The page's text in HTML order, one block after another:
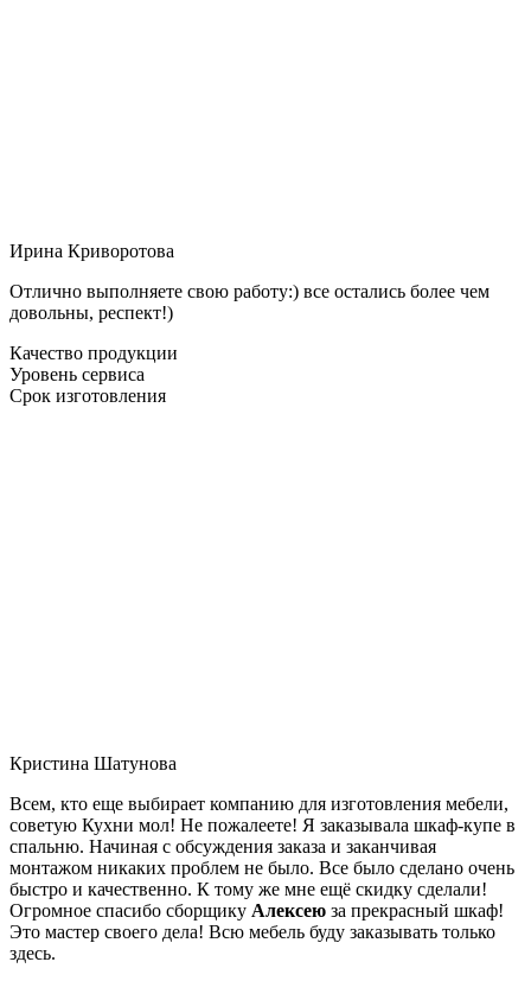
Ирина Криворотова
Отлично выполняете свою работу:) все остались более чем
довольны, респект!)
Качество продукции
Уровень сервиса
Срок изготовления
Кристина Шатунова
Всем, кто еще выбирает компанию для изготовления мебели,
советую Кухни мол! Не пожалеете! Я заказывала шкаф-купе в
спальню. Начиная с обсуждения заказа и заканчивая
монтажом никаких проблем не было. Все было сделано очень
быстро и качественно. К тому же мне ещё скидку сделали!
Огромное спасибо сборщику Алексею за прекрасный шкаф!
Это мастер своего дела! Всю мебель буду заказывать только
здесь.